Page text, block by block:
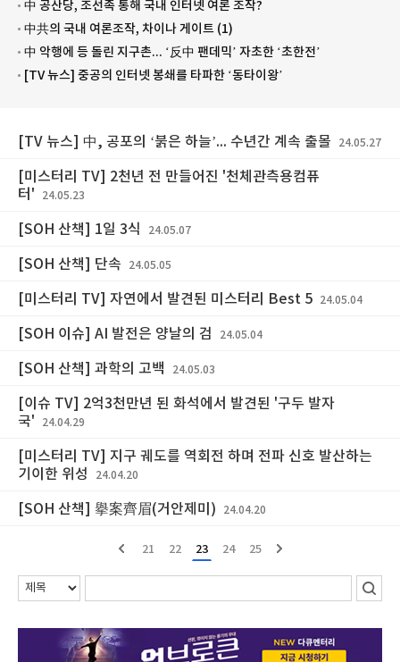
中 공산당, 조선족 통해 국내 인터넷 여론 조작?
中共의 국내 여론조작, 차이나 게이트 (1)
中 악행에 등 돌린 지구촌... ‘反中 팬데믹’ 자초한 ‘초한전’
[TV 뉴스] 중공의 인터넷 봉쇄를 타파한 ‘동타이왕’
[TV 뉴스] 中, 공포의 ‘붉은 하늘’... 수년간 계속 출몰 24.05.27
[미스터리 TV] 2천년 전 만들어진 '천체관측용컴퓨
터'
24.05.23
[SOH 산책] 1일 3식 24.05.07
[SOH 산책] 단속 24.05.05
[미스터리 TV] 자연에서 발견된 미스터리 Best 5 24.05.04
[SOH 이슈] AI 발전은 양날의 검 24.05.04
[SOH 산책] 과학의 고백​ 24.05.03
[이슈 TV] 2억3천만년 된 화석에서 발견된 '구두 발자
국'
24.04.29
[미스터리 TV] 지구 궤도를 역회전 하며 전파 신호 발산하는
기이한 위성
24.04.20
[SOH 산책] 擧案齊眉(거안제미) 24.04.20
21 22 23 24 25